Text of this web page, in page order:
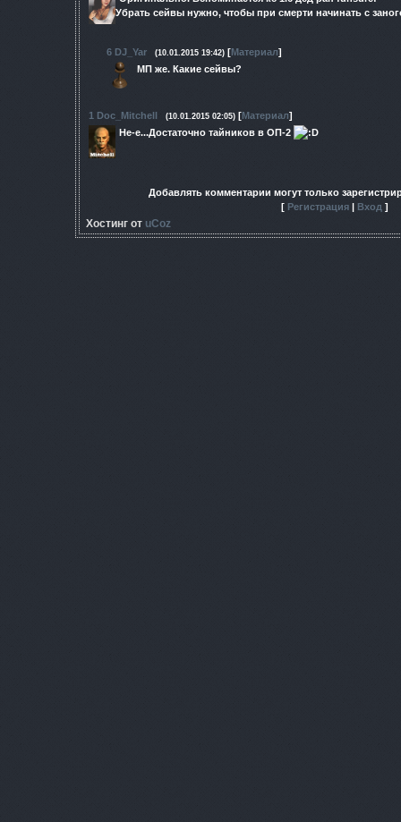
Убрать сейвы нужно, чтобы при смерти начинать с
6 DJ_Yar (10.01.2015 19:42) [Материал]
МП же. Какие сейвы?
1 Doc_Mitchell (10.01.2015 02:05) [Материал]
Не-е...Достаточно тайников в ОП-2
Добавлять комментарии могут только
[ Регистрация | Вход ]
Хостинг от uCoz